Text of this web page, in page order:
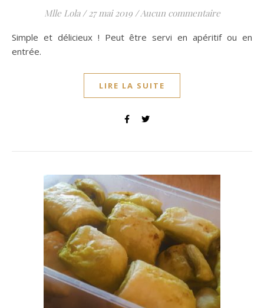
Mlle Lola / 27 mai 2019 /Aucun commentaire
Simple et délicieux ! Peut être servi en apéritif ou en
entrée.
LIRE LA SUITE